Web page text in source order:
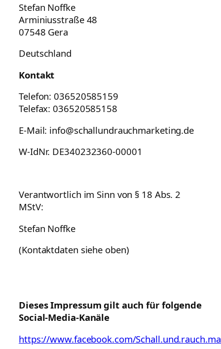
Stefan Noffke
Arminiusstraße 48
07548 Gera
Deutschland
Kontakt
Telefon: 036520585159
Telefax: 036520585158
E-Mail: info@schallundrauchmarketing.de
W-IdNr. DE340232360-00001
Verantwortlich im Sinn von § 18 Abs. 2
MStV:
Stefan Noffke
(Kontaktdaten siehe oben)
Dieses Impressum gilt auch für folgende
Social-Media-Kanäle
https://www.facebook.com/